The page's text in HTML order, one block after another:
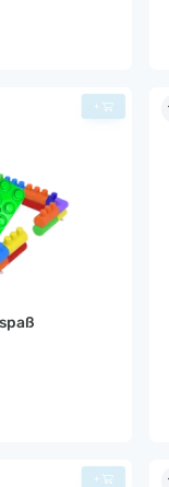
+
+